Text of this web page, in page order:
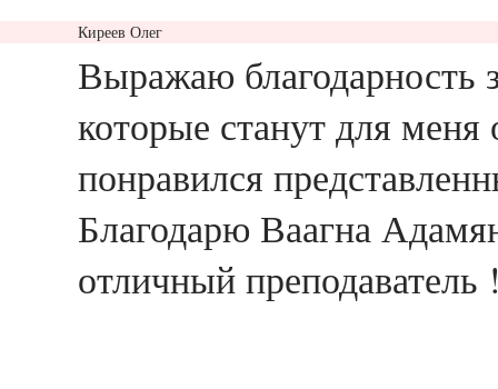
Киреев Олег
Выражаю благодарность
которые станут для
понравился
Благодарю Ваагна
отличный преподаватель